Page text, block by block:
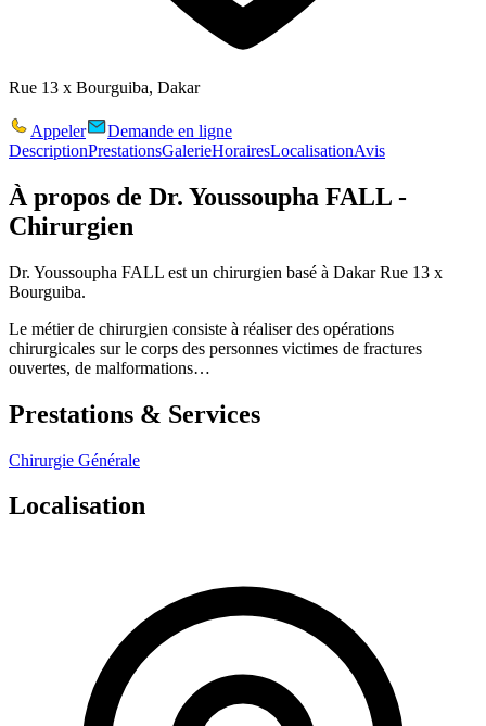
Rue 13 x Bourguiba, Dakar
Appeler
Demande en ligne
DescriptionPrestationsGalerieHorairesLocalisationAvis
À propos de Dr. Youssoupha FALL -
Chirurgien
Dr. Youssoupha FALL est un chirurgien basé à Dakar Rue 13 x
Bourguiba.
Le métier de chirurgien consiste à réaliser des opérations
chirurgicales sur le corps des personnes victimes de fractures
ouvertes, de malformations…
Prestations & Services
Chirurgie Générale
Localisation